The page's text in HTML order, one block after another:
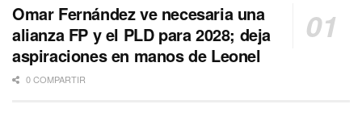
Omar Fernández ve necesaria una
alianza FP y el PLD para 2028; deja
aspiraciones en manos de Leonel
0 COMPARTIR